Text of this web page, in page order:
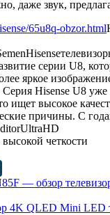
даже звук,
65u8q-obzor.html
Hisense
серии U8,
яркое
Hisense U8 уже
ищет высокое
причины. С
UltraHD
— обзор
4K QLED Mini LED